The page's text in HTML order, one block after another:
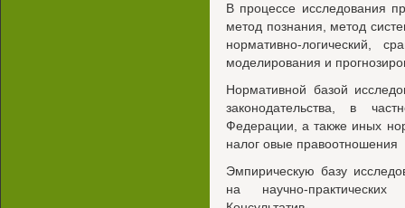
В процессе исследования
метод познания, метод
нормативно-логический,
моделирования и
Нормативной базой
законодательства, в
Федерации, а также иных
налог овые правоотношения
Эмпирическую базу
на научно-